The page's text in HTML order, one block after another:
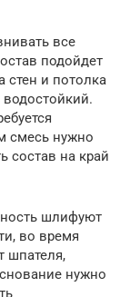
все
подойдет
стен и потолка
смесь нужно
состав на край
шлифуют
во время
шпателя,
нужно